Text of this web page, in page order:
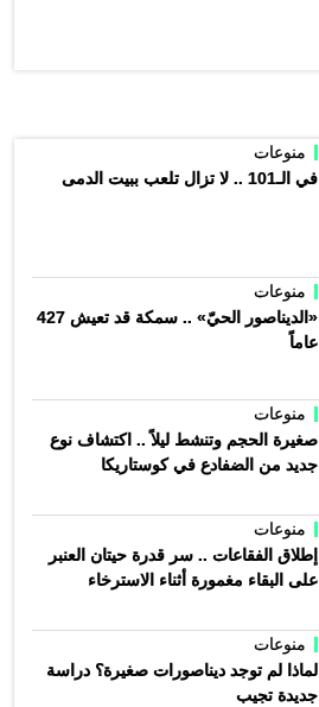
منوعات
في الـ101 .. لا تزال تلعب ببيت الدمى
منوعات
«الديناصور الحيّ» .. سمكة قد تعيش 427
عاماً
منوعات
صغيرة الحجم وتنشط ليلاً .. اكتشاف نوع
جديد من الضفادع في كوستاريكا
منوعات
إطلاق الفقاعات .. سر قدرة حيتان العنبر
على البقاء مغمورة أثناء الاسترخاء
منوعات
لماذا لم توجد ديناصورات صغيرة؟ دراسة
جديدة تجيب